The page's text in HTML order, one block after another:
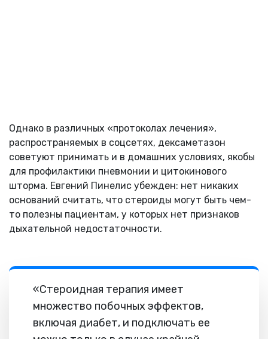
Однако в различных «протоколах лечения»,
распространяемых в соцсетях, дексаметазон
советуют принимать и в домашних условиях, якобы
для профилактики пневмонии и цитокинового
шторма. Евгений Пинелис убежден: нет никаких
оснований считать, что стероиды могут быть чем-
то полезны пациентам, у которых нет признаков
дыхательной недостаточности.
«Стероидная терапия имеет
множество побочных эффектов,
включая диабет, и подключать ее